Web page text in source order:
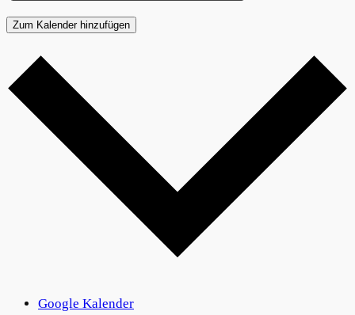
Zum Kalender hinzufügen
Google Kalender